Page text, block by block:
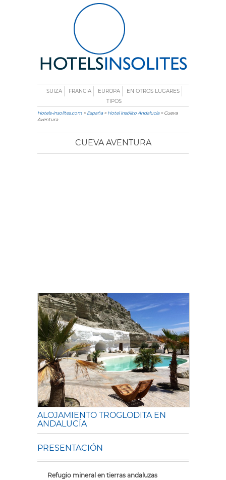
SUIZA FRANCIA EUROPA
EN OTROS LUGARES
TIPOS
Hotels-insolites.com >España>Hotel insólito Andalucía> Cueva
Aventura
CUEVA AVENTURA
ALOJAMIENTO TROGLODITA EN
ANDALUCÍA
PRESENTACIÓN
Refugio mineral en tierras andaluzas